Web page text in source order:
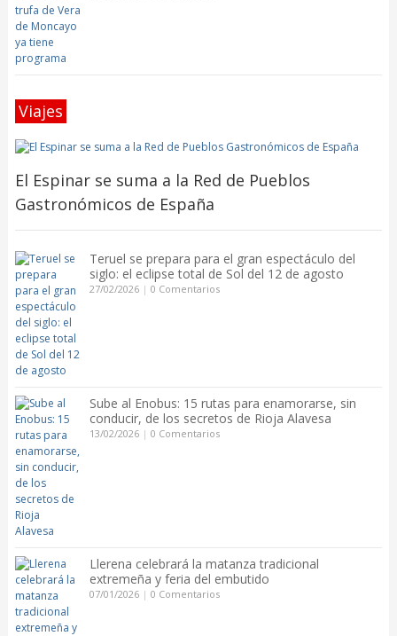
Viajes
El Espinar se suma a la Red de Pueblos
Gastronómicos de España
Teruel se prepara para el gran espectáculo del
siglo: el eclipse total de Sol del 12 de agosto
27/02/2026| 0 Comentarios
Sube al Enobus: 15 rutas para enamorarse, sin
conducir, de los secretos de Rioja Alavesa
13/02/2026| 0 Comentarios
Llerena celebrará la matanza tradicional
extremeña y feria del embutido
07/01/2026| 0 Comentarios